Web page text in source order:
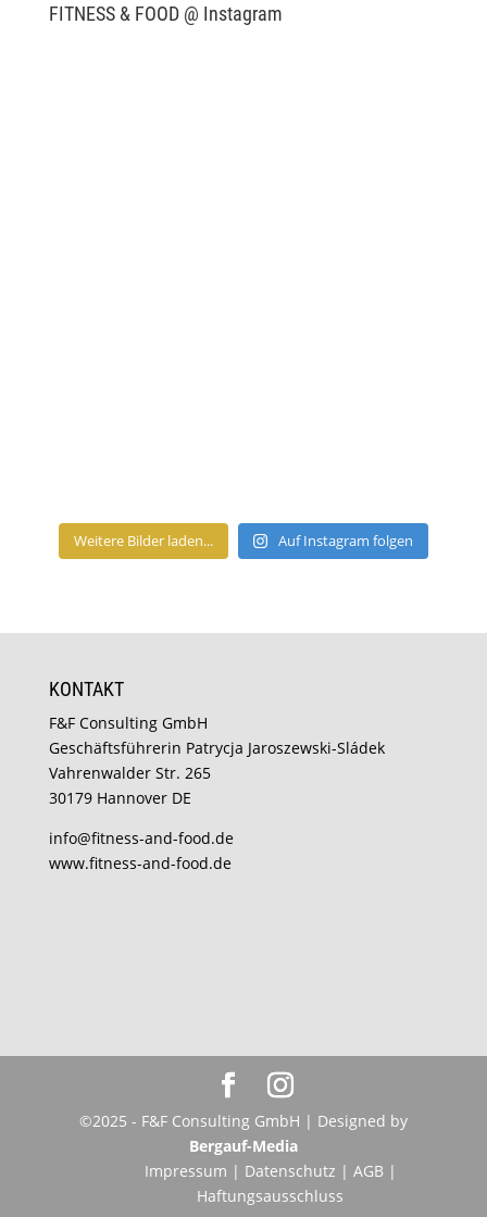
FITNESS & FOOD @ Instagram
Weitere Bilder laden... Auf Instagram folgen
KONTAKT
F&F Consulting GmbH
Geschäftsführerin Patrycja Jaroszewski-Sládek
Vahrenwalder Str. 265
30179 Hannover DE
info@fitness-and-food.de
www.fitness-and-food.de
©2025 - F&F Consulting GmbH | Designed by
Bergauf-Media
Impressum | Datenschutz | AGB |
Haftungsausschluss